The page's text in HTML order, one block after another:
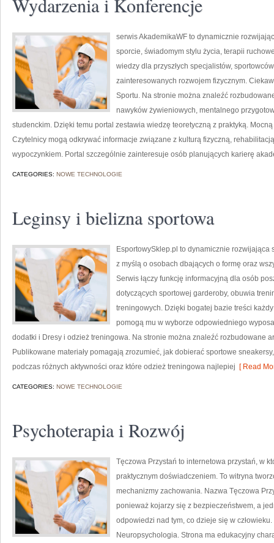
Wydarzenia i Konferencje
serwis AkademikaWF to dynamicznie
sporcie, świadomym stylu życia, terapii
wiedzy dla przyszłych specjalistów,
zainteresowanych rozwojem fizycznym.
Sportu. Na stronie można znaleźć
nawyków żywieniowych, mentalnego
studenckim. Dzięki temu portal zestawia wiedzę teoretyczną z praktyką.
Czytelnicy mogą odkrywać informacje związane z kulturą fizyczną,
wypoczynkiem. Portal szczególnie zainteresuje osób planujących karierę
CATEGORIES: NOWE TECHNOLOGIE
Leginsy i bielizna sportowa
EsportowySklep.pl to dynamicznie rozwijająca
z myślą o osobach dbających o formę oraz
Serwis łączy funkcję informacyjną dla osób
dotyczących sportowej garderoby, obuwia
treningowych. Dzięki bogatej bazie treści
pomogą mu w wyborze odpowiedniego
dodatki i Dresy i odzież treningowa. Na stronie można znaleźć rozbudowane
Publikowane materiały pomagają zrozumieć, jak dobierać sportowe
podczas różnych aktywności oraz które odzież treningowa najlepiej [ Read
CATEGORIES: NOWE TECHNOLOGIE
Psychoterapia i Rozwój
Tęczowa Przystań to internetowa przystań, w
praktycznym doświadczeniem. To witryna
mechanizmy zachowania. Nazwa Tęczowa
ponieważ kojarzy się z bezpieczeństwem, a
odpowiedzi nad tym, co dzieje się w
Neuropsychologia. Strona ma edukacyjny